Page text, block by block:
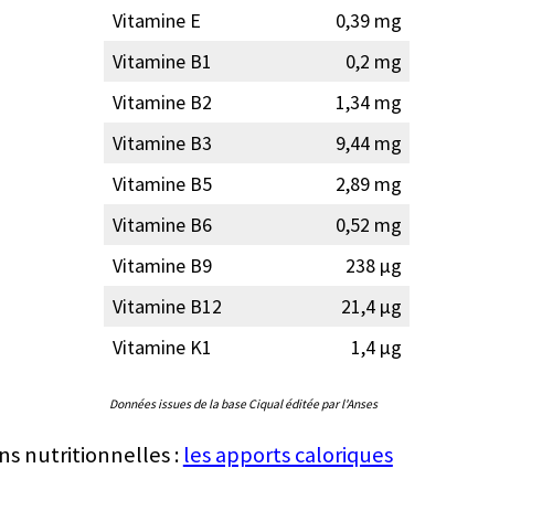
Vitamine E
0,39 mg
Vitamine B1
0,2 mg
Vitamine B2
1,34 mg
Vitamine B3
9,44 mg
Vitamine B5
2,89 mg
Vitamine B6
0,52 mg
Vitamine B9
238 µg
Vitamine B12
21,4 µg
Vitamine K1
1,4 µg
Données issues de la base Ciqual éditée par l'Anses
nutritionnelles : les apports caloriques